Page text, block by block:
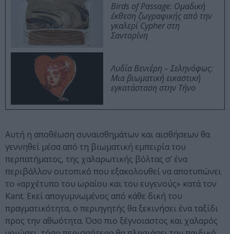
Birds of Passage: Ομαδική
έκθεση ζωγραφικής από την
γκαλερί Cypher στη
Σαντορίνη
Λυδία Βενιέρη – Σεληνόφως:
Μια βιωματική εικαστική
εγκατάσταση στην Τήνο
Αυτή η αποθέωση συναισθημάτων και αισθήσεων θα
γεννηθεί μέσα από τη βιωματική εμπειρία του
περπατήματος, της χαλαρωτικής βόλτας σ’ ένα
περιβάλλον ουτοπικό που εξακολουθεί να αποτυπώνει
το «αρχέτυπο του ωραίου και του ευγενούς» κατά τον
Kant. Εκεί απογυμνωμένος από κάθε δική του
πραγματικότητα, ο περιηγητής θα ξεκινήσει ένα ταξίδι
προς την αθωότητα. Όσο πιο ξέγνοιαστος και χαλαρός